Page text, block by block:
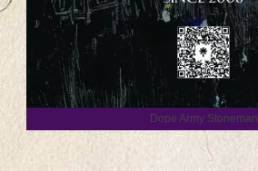
Dope Army Stoneman